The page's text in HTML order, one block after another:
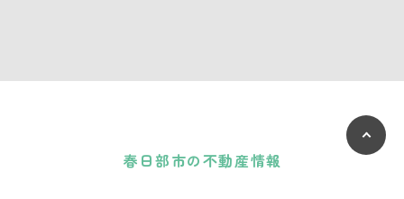
春日部市の不動産情報